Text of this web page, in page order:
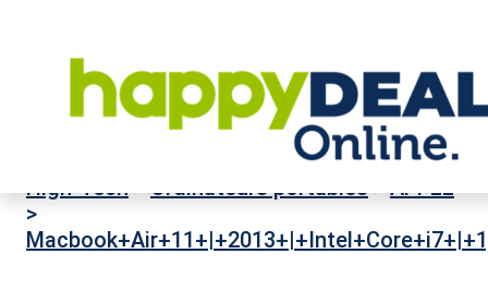
High-Tech>Ordinateurs portables>APPLE
>